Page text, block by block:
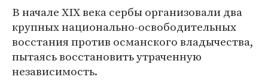
В начале XIX века сербы организовали два
крупных национально-освободительных
восстания против османского владычества,
пытаясь восстановить утраченную
независимость.